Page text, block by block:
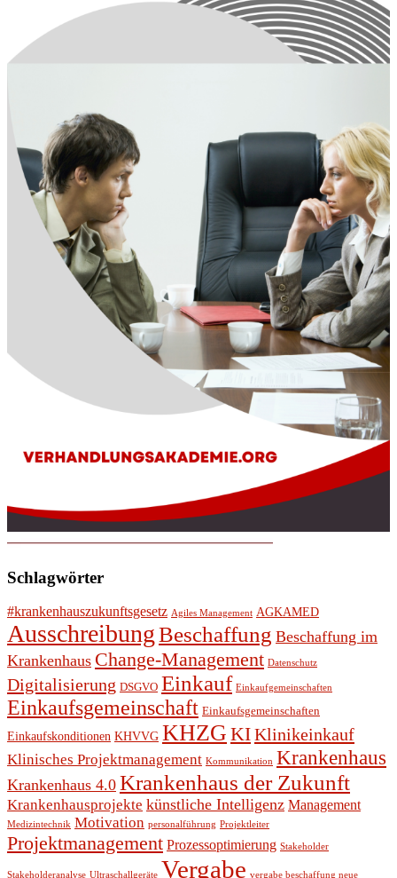
Schlagwörter
#krankenhauszukunftsgesetz Agiles Management AGKAMED
AusschreibungBeschaffung Beschaffung im
Krankenhaus Change-Management Datenschutz
Digitalisierung DSGVO Einkauf Einkaufgemeinschaften
Einkaufsgemeinschaft Einkaufsgemeinschaften
Einkaufskonditionen KHVVG KHZG KIKlinikeinkauf
Klinisches Projektmanagement Kommunikation Krankenhaus
Krankenhaus 4.0 Krankenhaus der Zukunft
Krankenhausprojekte künstliche Intelligenz Management
Medizintechnik Motivation personalführung Projektleiter
Projektmanagement Prozessoptimierung Stakeholder
Stakeholderanalyse Ultraschallgeräte Vergabe vergabe beschaffung neue